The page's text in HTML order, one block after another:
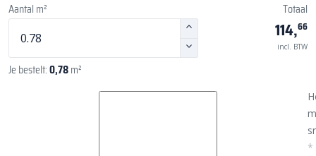
Aantal m²
Je bestelt:0,78m²
Totaal
114,66
incl. BTW
*